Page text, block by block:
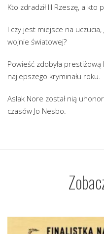
Kto zdradził III Rzeszę, a kto
I czy jest miejsce na
wojnie światowej?
Powieść zdobyła prestiżową
najlepszego kryminału roku.
Aslak Nore został nią
czasów Jo Nesbo.